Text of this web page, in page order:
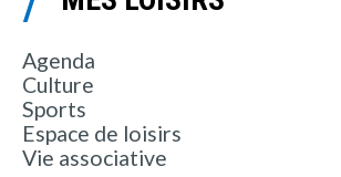
Agenda
Culture
Sports
Espace de loisirs
Vie associative